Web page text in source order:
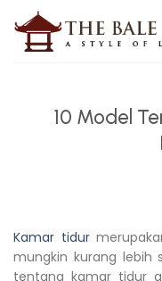
content
10 Model
Kamar tidur
mungkin kurang lebih
tentang kamar tidur